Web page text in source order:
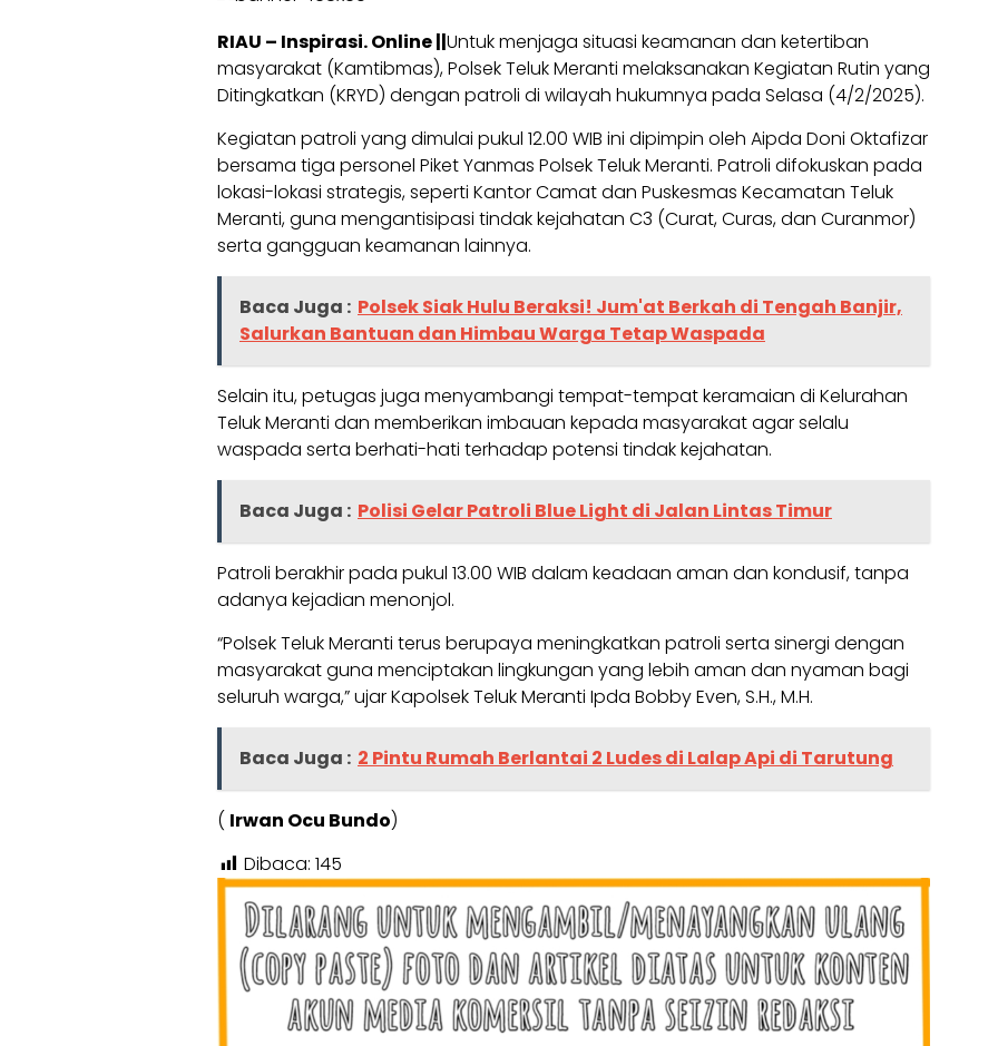
RIAU – Inspirasi. Online ||Untuk menjaga situasi keamanan dan ketertiban
masyarakat (Kamtibmas), Polsek Teluk Meranti melaksanakan Kegiatan Rutin yang
Ditingkatkan (KRYD) dengan patroli di wilayah hukumnya pada Selasa (4/2/2025).
Kegiatan patroli yang dimulai pukul 12.00 WIB ini dipimpin oleh Aipda Doni Oktafizar
bersama tiga personel Piket Yanmas Polsek Teluk Meranti. Patroli difokuskan pada
lokasi-lokasi strategis, seperti Kantor Camat dan Puskesmas Kecamatan Teluk
Meranti, guna mengantisipasi tindak kejahatan C3 (Curat, Curas, dan Curanmor)
serta gangguan keamanan lainnya.
Baca Juga : Polsek Siak Hulu Beraksi! Jum'at Berkah di Tengah Banjir,
Salurkan Bantuan dan Himbau Warga Tetap Waspada
Selain itu, petugas juga menyambangi tempat-tempat keramaian di Kelurahan
Teluk Meranti dan memberikan imbauan kepada masyarakat agar selalu
waspada serta berhati-hati terhadap potensi tindak kejahatan.
Baca Juga : Polisi Gelar Patroli Blue Light di Jalan Lintas Timur
Patroli berakhir pada pukul 13.00 WIB dalam keadaan aman dan kondusif, tanpa
adanya kejadian menonjol.
“Polsek Teluk Meranti terus berupaya meningkatkan patroli serta sinergi dengan
masyarakat guna menciptakan lingkungan yang lebih aman dan nyaman bagi
seluruh warga,” ujar Kapolsek Teluk Meranti Ipda Bobby Even, S.H., M.H.
Baca Juga : 2 Pintu Rumah Berlantai 2 Ludes di Lalap Api di Tarutung
( Irwan Ocu Bundo)
Dibaca: 145